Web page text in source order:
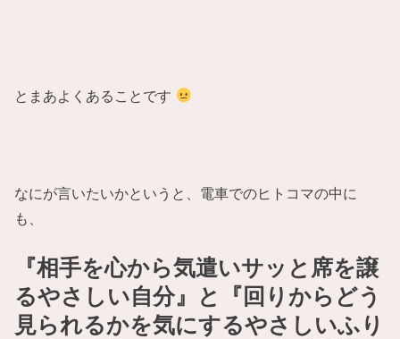
とまあよくあることです
なにが言いたいかというと、電車でのヒトコマの中に
も、
『相手を心から気遣いサッと席を譲
るやさしい自分』と『回りからどう
見られるかを気にするやさしいふり